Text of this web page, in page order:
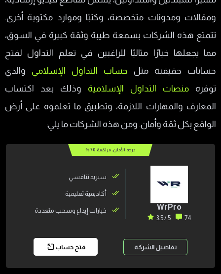
جمعية المحللين الفنيين في المملكة المتحدة
ACTA
الجمعية المصرية للمحللين الفنيين ESTA
حقيقة كورس تداول كامل مجانا
ما هو أفضل كورس تداول مجاني؟
هل يوجد كورس تداول فوركس مجاني؟
نصب أكاديميات تعليم تداول الفوركس
ومقالات ومدونات متخصصة، وكتبًا وموارد مكتوبة أخرى.
تتمتع هذه الشركات بسمعة طيبة وثقة كبيرة في السوق،
مما يجعلها خيارًا مثاليًا للراغبين في تعلم التداول لفتح
حسابات حقيقية مثل حساب التداول الإسلامي والذي
توفره منصات التداول الإسلامية وذلك بعد اكتساب
المعارف والمهارات اللازمة، وتطبيق ما تعلموه على أرض
الواقع بكل ثقة وأمان. ومن هذه الشركات ما يلي:
درجه الأمان: مرتفعة 70
%
WrPro
74
5 / 3.5
سبريد تنافسي
أكاديمية تعليمية
خيارات إيداع وسحب متعددة
فتح حساب تفاصيل الشركة